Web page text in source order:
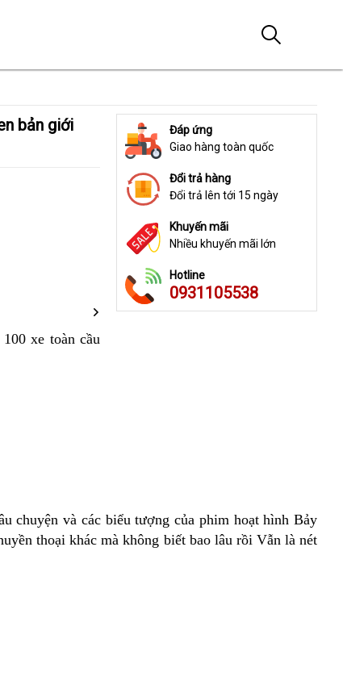
xe toàn cầu
Đáp ứng
Giao hàng toàn quốc
Đổi trả hàng
Đổi trả lên tới 15 ngày
Khuyến mãi
Nhiều khuyến mãi lớn
Hotline
0931105538
chuyện và các biểu tượng của phim hoạt hình Bảy
thoại khác mà không biết bao lâu rồi Vẫn là nét